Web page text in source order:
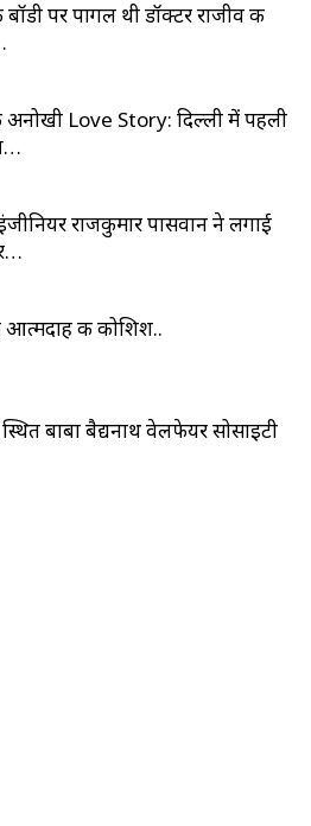
बॉडी पर पागल थी डॉक्टर राजीव की
अनोखी Love Story: दिल्ली में पहली
राजकुमार पासवान ने लगाई
आत्मदाह की कोशिश..
बाबा बैद्यनाथ वेलफेयर सोसाइटी